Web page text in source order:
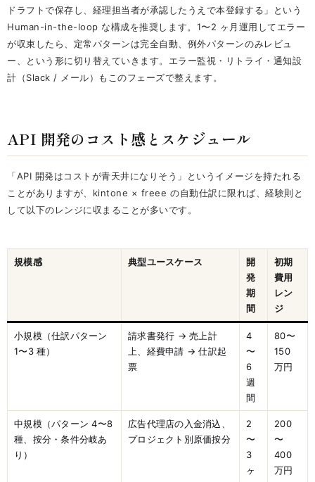
ドラフトで保存し、経理担当者が承認したうえで本登録する」という
Human-in-the-loop な構成を推奨します。1〜2 ヶ月運用してエラー
が収束したら、定常パターンは完全自動、例外パターンのみレビュ
ー、という形に切り替えていきます。エラー監視・リトライ・通知設
計（Slack / メール）もこのフェーズで整えます。
API 開発のコスト感とスケジュール
「API 開発はコストが青天井になりそう」というイメージを持たれる
ことがありますが、kintone × freee の自動仕訳に限れば、経験則と
して以下のレンジに収まることが多いです。
規模感 典型ユースケース
開
発
期
間
初期
費用
レン
ジ
小規模（仕訳パターン
1〜3 種）
請求書発行 → 売上計
上、経費申請 → 仕訳起
票
4
〜
6
週
間
80〜
150
万円
中規模（パターン 4〜8
種、按分・条件分岐あ
り）
広告代理店の入金消込、
プロジェクト別原価按分
2
〜
3
ヶ
200
〜
400
万円